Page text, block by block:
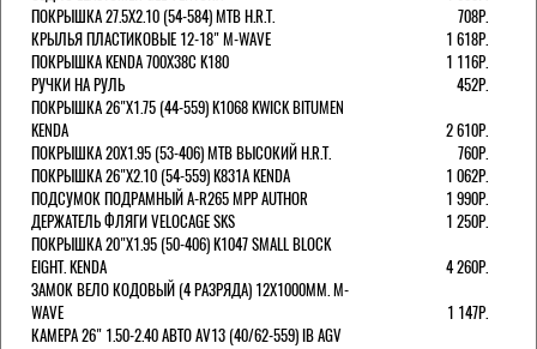
ПОКРЫШКА 27.5X2.10 (54-584) MTB H.R.T.
708Р.
КРЫЛЬЯ ПЛАСТИКОВЫЕ 12-18" M-WAVE
1 618Р.
ПОКРЫШКА KENDA 700Х38С K180
1 116Р.
РУЧКИ НА РУЛЬ
452Р.
ПОКРЫШКА 26"Х1.75 (44-559) K1068 KWICK BITUMEN
KENDA
2 610Р.
ПОКРЫШКА 20X1.95 (53-406) MTB ВЫСОКИЙ H.R.T.
760Р.
ПОКРЫШКА 26"Х2.10 (54-559) K831A KENDA
1 062Р.
ПОДСУМОК ПОДРАМНЫЙ A-R265 MPP AUTHOR
1 990Р.
ДЕРЖАТЕЛЬ ФЛЯГИ VELOCAGE SKS
1 250Р.
ПОКРЫШКА 20"Х1.95 (50-406) K1047 SMALL BLOCK
EIGHT. KENDA
4 260Р.
ЗАМОК ВЕЛО КОДОВЫЙ (4 РАЗРЯДА) 12Х1000ММ. M-
WAVE
1 147Р.
КАМЕРА 26" 1.50-2.40 АВТО AV13 (40/62-559) IB AGV